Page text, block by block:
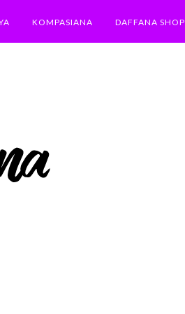
KOMPASIANA DAFFANA SHOP